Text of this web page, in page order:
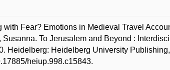
Fear? Emotions in Medieval Travel
To Jerusalem and Beyond :
Heidelberg: Heidelberg University
heiup.998.c15843.